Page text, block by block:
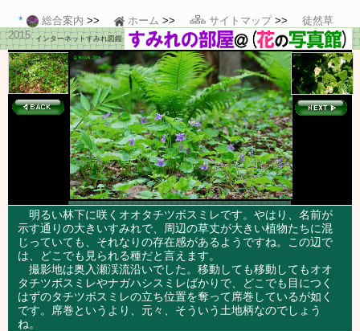
総合案内 ホーム サイトマップ
徒然草
2015
インターネットすみれ図鑑
明るい林下に咲くオオタチツボスミレです。やはり、名前が
示す通りの大きいすみれで、周辺の草丈が大きい植物たちに混
じっていても、それなりの存在感があるようですね。この辺で
は、どこでも見られる種だと言えます。
撮影地は奥入瀬渓流沿いでした。移動しても移動してもオオ
タチツボスミレやナガハシスミレばかりで、どこでも目につく
はずのタチツボスミレの立ち位置を奪って席巻しているが如く
です。席巻というより、元々、そういう土地柄なのでしょう
ね。